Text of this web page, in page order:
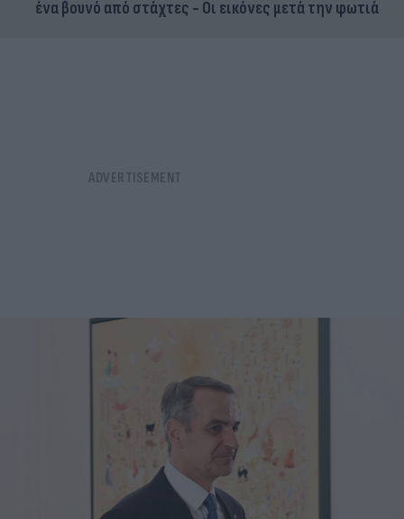
ένα βουνό από στάχτες - Οι εικόνες μετά την φωτιά